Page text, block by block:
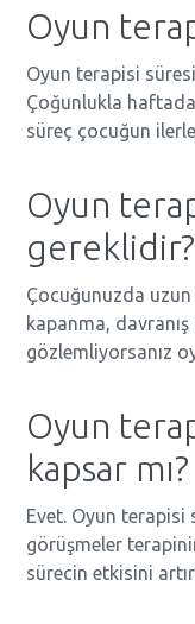
Oyun
Oyun terapisi
Çoğunlukla
süreç çocuğun
Oyun
gereklidir?
Çocuğunuzda
kapanma,
gözlemliyorsanız
Oyun
kapsar mı?
Evet. Oyun terapisi
görüşmeler
sürecin etkisini